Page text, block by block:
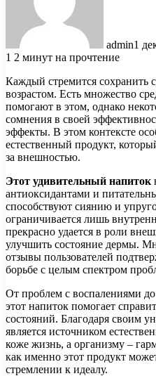
admin1
1 2 минут на прочтение
Каждый стремится сохранить
возрастом. Есть множество
помогают в этом, однако
сомнения в своей
эффекты. В этом контексте
естественный продукт,
за внешностью.
Этот удивительный напиток
антиоксидантами и
способствуют сиянию и
ограничивается лишь
прекрасно удается в роли
улучшить состояние дермы.
отзывы пользователей
борьбе с целым спектром
От проблем с воспалениями
этот напиток помогает
состояний. Благодаря своим
является источником
коже жизнь, а организму –
как именно этот продукт
стремлении к идеалу.